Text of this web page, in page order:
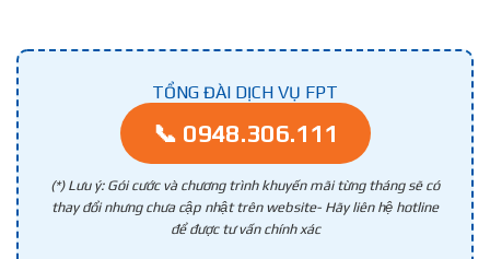
TỔNG ĐÀI DỊCH VỤ FPT
📞 0948.306.111
(*) Lưu ý: Gói cước và chương trình khuyến mãi từng tháng sẽ có
thay đổi nhưng chưa cập nhật trên website- Hãy liên hệ hotline
để được tư vấn chính xác